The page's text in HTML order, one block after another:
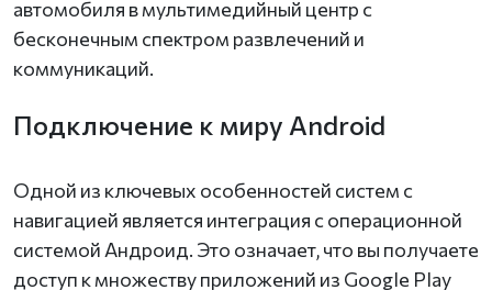
автомобиля в мультимедийный центр с
бесконечным спектром развлечений и
коммуникаций.
Подключение к миру Android
Одной из ключевых особенностей систем с
навигацией является интеграция с операционной
системой Андроид. Это означает, что вы получаете
доступ к множеству приложений из Google Play